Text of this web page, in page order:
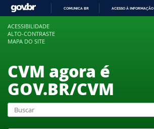
COMUNICA BR ACESSO À INFORMAÇÃO
ACESSIBILIDADE
ALTO-CONTRASTE
MAPA DO SITE
CVM agora é
GOV.BR/CVM